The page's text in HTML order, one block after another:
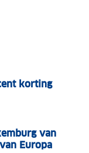
korting
van
Europa